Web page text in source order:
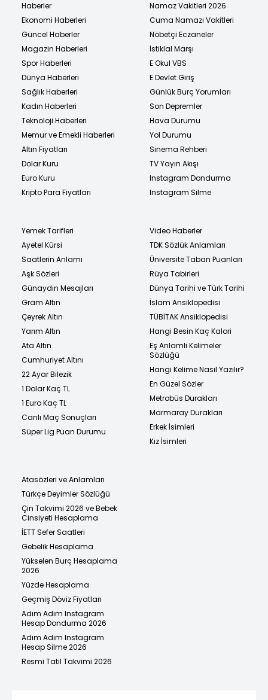
Haberler
Ekonomi Haberleri
Güncel Haberler
Magazin Haberleri
Spor Haberleri
Dünya Haberleri
Sağlık Haberleri
Kadın Haberleri
Teknoloji Haberleri
Memur ve Emekli Haberleri
Altın Fiyatları
Dolar Kuru
Euro Kuru
Kripto Para Fiyatları
Namaz Vakitleri 2026
Cuma Namazı Vakitleri
Nöbetçi Eczaneler
İstiklal Marşı
E Okul VBS
E Devlet Giriş
Günlük Burç Yorumları
Son Depremler
Hava Durumu
Yol Durumu
Sinema Rehberi
TV Yayın Akışı
Instagram Dondurma
Instagram Silme
Yemek Tarifleri
Ayetel Kürsi
Saatlerin Anlamı
Aşk Sözleri
Günaydın Mesajları
Gram Altın
Çeyrek Altın
Yarım Altın
Ata Altın
Cumhuriyet Altını
22 Ayar Bilezik
1 Dolar Kaç TL
1 Euro Kaç TL
Canlı Maç Sonuçları
Süper Lig Puan Durumu
Video Haberler
TDK Sözlük Anlamları
Üniversite Taban Puanları
Rüya Tabirleri
Dünya Tarihi ve Türk Tarihi
İslam Ansiklopedisi
TÜBİTAK Ansiklopedisi
Hangi Besin Kaç Kalori
Eş Anlamlı Kelimeler
Sözlüğü
Hangi Kelime Nasıl Yazılır?
En Güzel Sözler
Metrobüs Durakları
Marmaray Durakları
Erkek İsimleri
Kız İsimleri
Atasözleri ve Anlamları
Türkçe Deyimler Sözlüğü
Çin Takvimi 2026 ve Bebek
Cinsiyeti Hesaplama
İETT Sefer Saatleri
Gebelik Hesaplama
Yükselen Burç Hesaplama
2026
Yüzde Hesaplama
Geçmiş Döviz Fiyatları
Adım Adım Instagram
Hesap Dondurma 2026
Adım Adım Instagram
Hesap Silme 2026
Resmi Tatil Takvimi 2026